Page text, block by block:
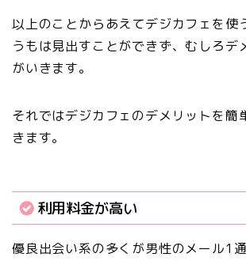
以上のことからあえてデジカフェを使
うもは見出すことができず、むしろデ
がいきます。
それではデジカフェのデメリットを簡
きます。
利用料金が高い
優良出会い系の多くが男性のメール1